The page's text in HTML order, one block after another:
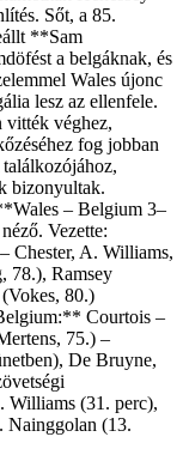
Sőt, a 85.
**Sam
a belgáknak, és
Wales újonc
lesz az ellenfele.
vitték véghez,
fog jobban
bizonyultak.
– Belgium 3–
Vezette:
Chester, A. Williams,
78.), Ramsey
80.)
Courtois –
75.) –
De Bruyne,
(31. perc),
Nainggolan (13.